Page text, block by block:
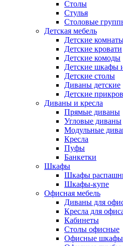
Столы
Стулья
Столовые
Детская мебель
Детские
Детские кровати
Детские комоды
Детские шкафы
Детские столы
Диваны детские
Детские
Диваны и кресла
Прямые диваны
Угловые диваны
Модульные
Кресла
Пуфы
Банкетки
Шкафы
Шкафы
Шкафы-купе
Офисная мебель
Диваны для
Кресла для
Кабинеты
Столы офисные
Офисные шкафы